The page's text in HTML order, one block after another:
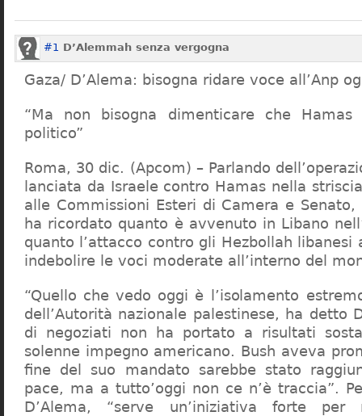
#1 D’Alemmah senza vergogna
Gaza/ D’Alema: bisogna ridare voce all’Anp
“Ma non bisogna dimenticare che
politico”
Roma, 30 dic. (Apcom) – Parlando
lanciata da Israele contro Hamas nella
alle Commissioni Esteri di Camera e Senato,
ha ricordato quanto è avvenuto in Libano
quanto l’attacco contro gli Hezbollah libanesi
indebolire le voci moderate all’interno del
“Quello che vedo oggi è l’isolamento
dell’Autorità nazionale palestinese, ha detto
di negoziati non ha portato a risultati
solenne impegno americano. Bush aveva
fine del suo mandato sarebbe stato
pace, ma a tutto’oggi non ce n’è traccia”.
D’Alema, “serve un’iniziativa forte